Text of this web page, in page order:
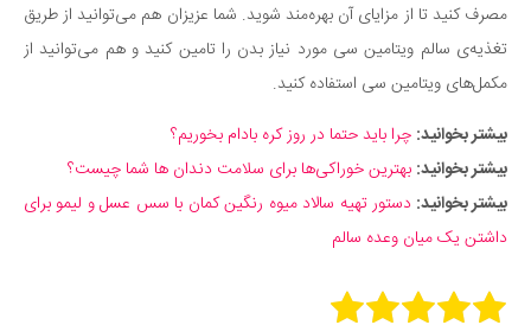
طنز
فال
مسابقه
اخبار
مصرف کنید تا از مزایای آن بهره‌مند شوید. شما عزیزان هم می‌توانید از طریق
تغذیه‌ی سالم ویتامین سی مورد نیاز بدن را تامین کنید و هم می‌توانید از
مکمل‌های ویتامین سی استفاده کنید.
بیشتر بخوانید: چرا باید حتما در روز کره بادام بخوریم؟
بیشتر بخوانید: بهترین خوراکی‌ها برای سلامت دندان ها شما چیست؟
بیشتر بخوانید: دستور تهیه سالاد میوه رنگین کمان با سس عسل و لیمو برای
داشتن یک میان وعده سالم
Rate this item: